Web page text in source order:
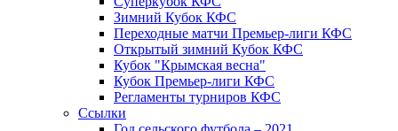
Зимний Кубок КФС
Переходные матчи Премьер-лиги КФС
Открытый зимний Кубок КФС
Кубок "Крымская весна"
Кубок Премьер-лиги КФС
Регламенты турниров КФС
Ссылки